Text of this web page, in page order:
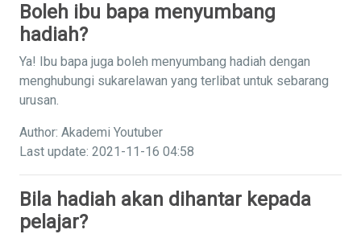
Boleh ibu bapa menyumbang
hadiah?
Ya! Ibu bapa juga boleh menyumbang hadiah dengan
menghubungi sukarelawan yang terlibat untuk sebarang
urusan.
Author: Akademi Youtuber
Last update: 2021-11-16 04:58
Bila hadiah akan dihantar kepada
pelajar?